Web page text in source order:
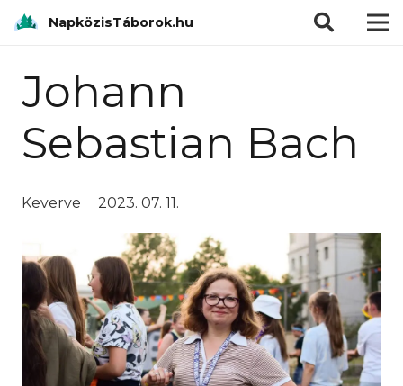
NapközisTáborok.hu
Johann
Sebastian Bach
Keverve 2023. 07. 11.